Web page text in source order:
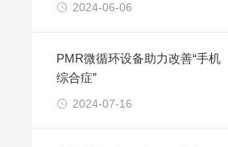
2024-06-06
PMR微循环设备助力改善“手机
综合症”
2024-07-16